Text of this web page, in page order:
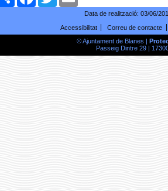
Data de realització: 03/06/
Accessibilitat
Correu de contacte
© Ajuntament de Blanes |
Passeig Dintre 29 |